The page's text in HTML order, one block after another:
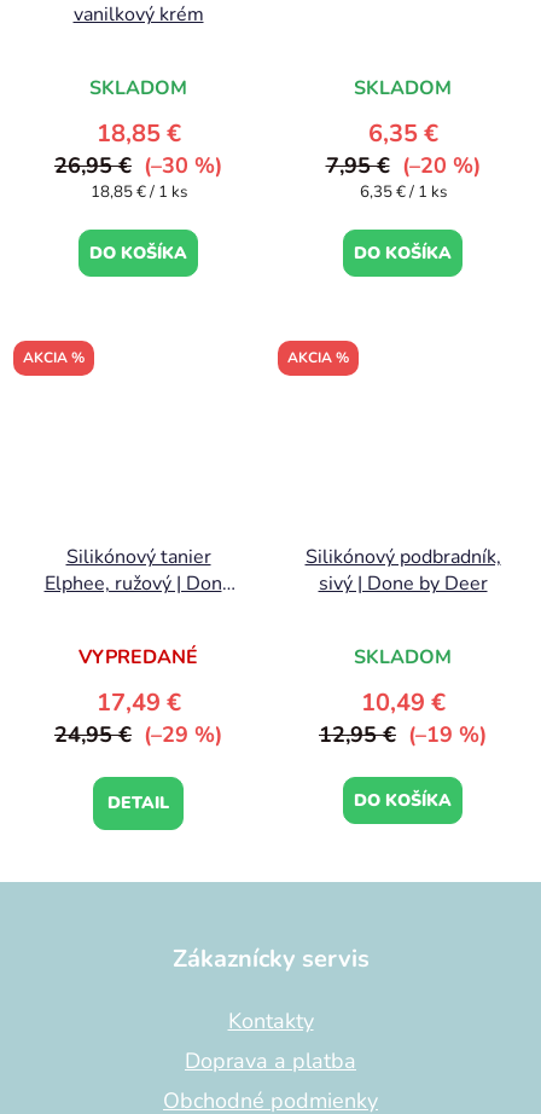
vanilkový krém
SKLADOM
18,85 €
26,95 € (–30 %)
Jednotková
18,85 € / 1 ks
DO KOŠÍKA
SKLADOM
6,35 €
7,95 € (–20 %)
Jednotková
6,35 € / 1 ks
DO KOŠÍKA
AKCIA %
Silikónový tanier
Elphee, ružový | Done
VYPREDANÉ
17,49 €
24,95 € (–29 %)
DETAIL
AKCIA %
Silikónový podbradník,
sivý | Done by Deer
SKLADOM
10,49 €
12,95 € (–19 %)
DO KOŠÍKA
Zákaznícky servis
Kontakty
Doprava a platba
Obchodné podmienky